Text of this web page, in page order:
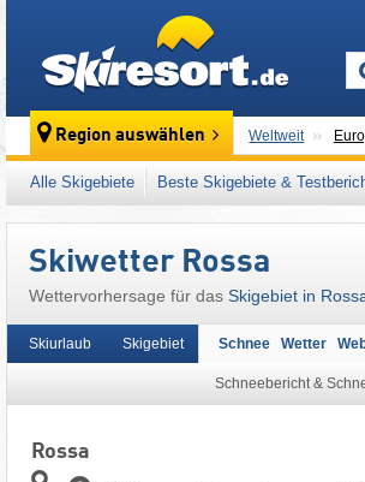
Region auswählen Weltweit
Dieser Ort liegt
Alle Skigebiete Beste Skigebiete &
Skiwetter Rossa
Wettervorhersage für das Skigebiet in
Skiurlaub Skigebiet Schnee Wetter
Schneebericht &
Rossa